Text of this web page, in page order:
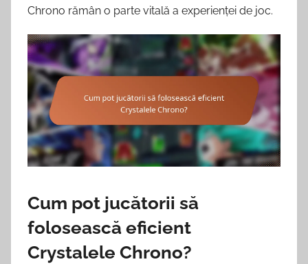
Chrono rămân o parte vitală a experienței de joc.
Cum pot jucătorii să
folosească eficient
Crystalele Chrono?